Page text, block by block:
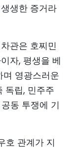
생한 증거라
관은 호찌민
자, 평생을 베
영광스러운
독립, 민주주
동 투쟁에 기
호 관계가 지